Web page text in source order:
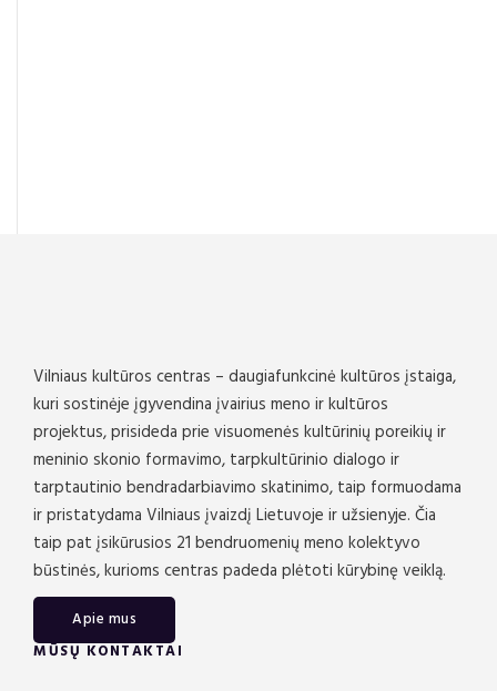
Vilniaus kultūros centras – daugiafunkcinė kultūros įstaiga,
kuri sostinėje įgyvendina įvairius meno ir kultūros
projektus, prisideda prie visuomenės kultūrinių poreikių ir
meninio skonio formavimo, tarpkultūrinio dialogo ir
tarptautinio bendradarbiavimo skatinimo, taip formuodama
ir pristatydama Vilniaus įvaizdį Lietuvoje ir užsienyje. Čia
taip pat įsikūrusios 21 bendruomenių meno kolektyvo
būstinės, kurioms centras padeda plėtoti kūrybinę veiklą.
Apie mus
MŪSŲ KONTAKTAI